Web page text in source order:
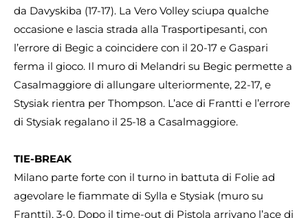
da Davyskiba (17-17). La Vero Volley sciupa qualche
occasione e lascia strada alla Trasportipesanti, con
l’errore di Begic a coincidere con il 20-17 e Gaspari
ferma il gioco. Il muro di Melandri su Begic permette a
Casalmaggiore di allungare ulteriormente, 22-17, e
Stysiak rientra per Thompson. L’ace di Frantti e l’errore
di Stysiak regalano il 25-18 a Casalmaggiore.
TIE-BREAK
Milano parte forte con il turno in battuta di Folie ad
agevolare le fiammate di Sylla e Stysiak (muro su
Frantti), 3-0. Dopo il time-out di Pistola arrivano l’ace di